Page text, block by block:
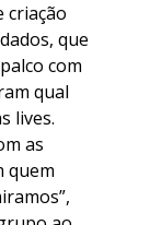
criação
que
com
qual
lives.
as
quem